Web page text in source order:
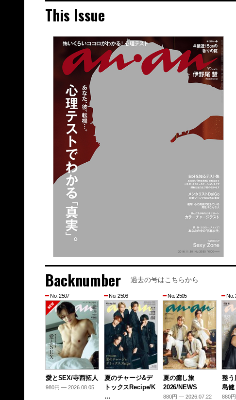
This Issue
Backnumber 過去の号はこちらから
No. 2507
愛とSEX/寺西拓人
980円 — 2026.08.05
No. 2506
夏のチャージ&デ
トックスRecipe/K
…
No. 2505
夏の癒し旅
2026/NEWS
880円 — 2026.07.22
No.
整う
島健
880